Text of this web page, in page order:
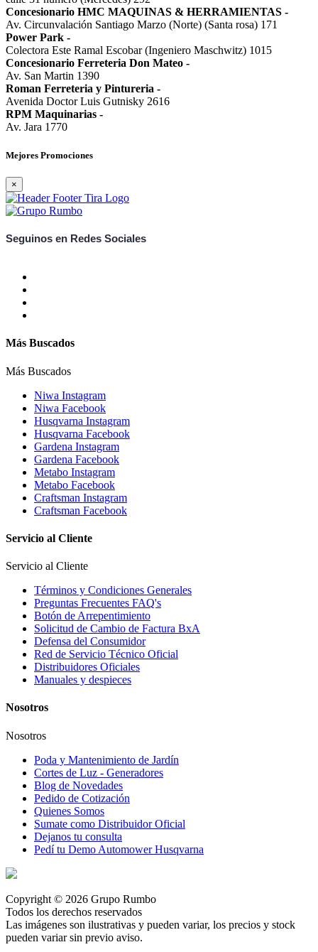
Concesionario HMC MAQUINAS & HERRAMIENTAS -
Av. Circunvalación Santiago Marzo (Norte) (Santa rosa) 171
Power Park -
Colectora Este Ramal Escobar (Ingeniero Maschwitz) 1015
Concesionario Ferreteria Don Mateo -
Av. San Martin 1390
Roman Ferreteria y Pintureria -
Avenida Doctor Luis Gutnisky 2616
RPM Maquinarias -
Av. Jara 1770
Mejores Promociones
×
Seguinos en Redes Sociales
Más Buscados
Más Buscados
Niwa Instagram
Niwa Facebook
Husqvarna Instagram
Husqvarna Facebook
Gardena Instagram
Gardena Facebook
Metabo Instagram
Metabo Facebook
Craftsman Instagram
Craftsman Facebook
Servicio al Cliente
Servicio al Cliente
Términos y Condiciones Generales
Preguntas Frecuentes FAQ's
Botón de Arrepentimiento
Solicitud de Cambio de Factura BxA
Defensa del Consumidor
Red de Servicio Técnico Oficial
Distribuidores Oficiales
Manuales y despieces
Nosotros
Nosotros
Poda y Mantenimiento de Jardín
Cortes de Luz - Generadores
Blog de Novedades
Pedido de Cotización
Quienes Somos
Sumate como Distribuidor Oficial
Dejanos tu consulta
Pedí tu Demo Automower Husqvarna
Copyright © 2026 Grupo Rumbo
Todos los derechos reservados
Las imágenes son ilustrativas y pueden variar, los precios y stock
pueden variar sin previo aviso.